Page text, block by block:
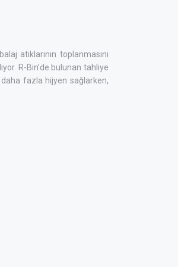
atıklarının toplanmasını
R-Bin’de bulunan tahliye
daha fazla hijyen sağlarken,